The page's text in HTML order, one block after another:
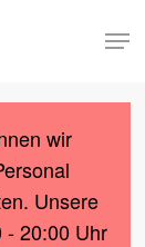
wir
Unsere
- 20:00 Uhr
Menu